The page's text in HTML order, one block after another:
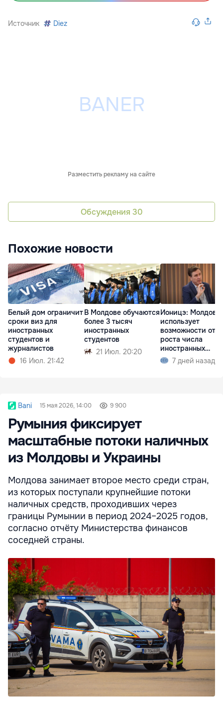
Источник Diez
Разместить рекламу на сайте
Обсуждения 30
Похожие новости
Белый дом ограничит
сроки виз для
иностранных
студентов и
журналистов
16 Июл. 21:42
В Молдове обучаются
более 3 тысяч
иностранных
студентов
21 Июл. 20:20
Ионицэ: Молдова
использует
возможности от
роста числа
иностранных
студентов
7 дней назад
Bani 15 мая 2026, 14:00 9 900
Румыния фиксирует
масштабные потоки наличных
из Молдовы и Украины
Молдова занимает второе место среди стран,
из которых поступали крупнейшие потоки
наличных средств, проходивших через
границы Румынии в период 2024–2025 годов,
согласно отчёту Министерства финансов
соседней страны.